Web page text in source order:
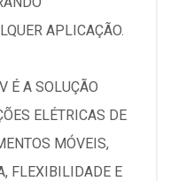
APLICAÇÃO.
É A SOLUÇÃO
ELÉTRICAS DE
MÓVEIS,
FLEXIBILIDADE E